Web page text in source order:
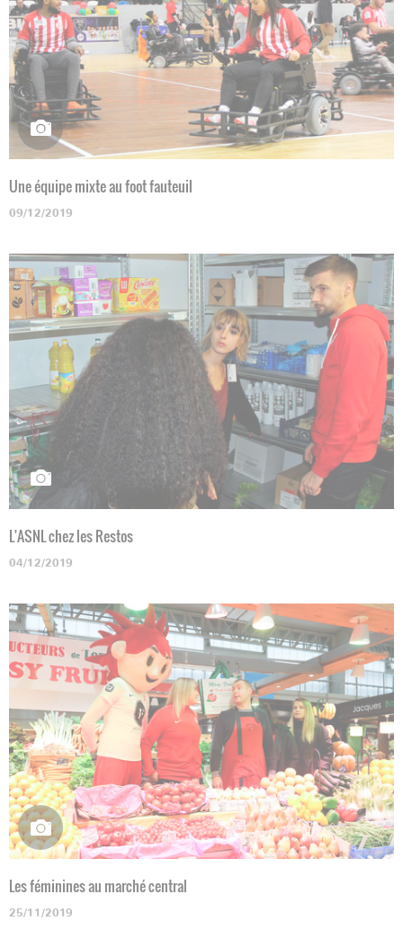
Une équipe mixte au foot fauteuil
09/12/2019
L'ASNL chez les Restos
04/12/2019
Les féminines au marché central
25/11/2019